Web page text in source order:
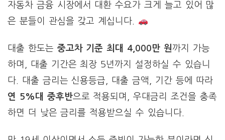
자동차 금융 시장에서 대환 수요가 크게 늘고 있어 많
은 분들이 관심을 갖고 계십니다.
대출 한도는 중고차 기준 최대 4,000만 원까지 가능
하며, 대출 기간은 최장 5년까지 설정하실 수 있습니
다. 대출 금리는 신용등급, 대출 금액, 기간 등에 따라
연 5%대 중후반으로 적용되며, 우대금리 조건을 충족
하면 더 낮은 금리를 적용받으실 수 있습니다.